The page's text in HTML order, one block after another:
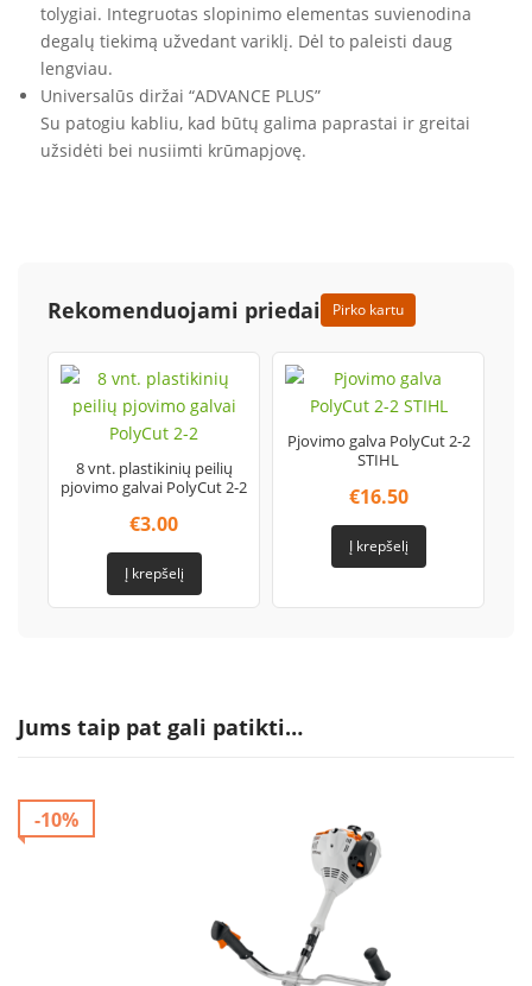
tolygiai. Integruotas slopinimo elementas suvienodina
degalų tiekimą užvedant variklį. Dėl to paleisti daug
lengviau.
Universalūs diržai “ADVANCE PLUS”
Su patogiu kabliu, kad būtų galima paprastai ir greitai
užsidėti bei nusiimti krūmapjovę.
Rekomenduojami priedai Pirko kartu
8 vnt. plastikinių peilių
pjovimo galvai PolyCut 2-2
€3.00
Į krepšelį
Pjovimo galva PolyCut 2-2
STIHL
€16.50
Į krepšelį
Jums taip pat gali patikti…
-10%